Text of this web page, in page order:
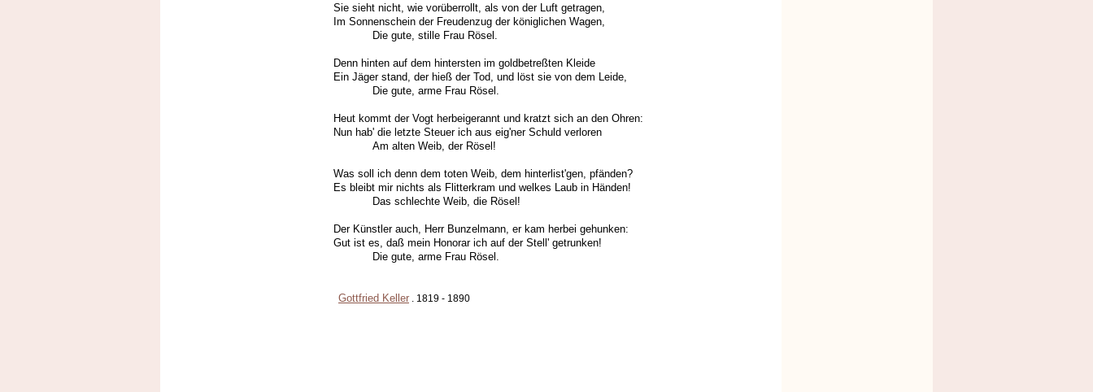
Sie sieht nicht, wie vorüberrollt, als von der Luft getragen,
Im Sonnenschein der Freudenzug der königlichen Wagen,
Die gute, stille Frau Rösel.
Denn hinten auf dem hintersten im goldbetreßten Kleide
Ein Jäger stand, der hieß der Tod, und löst sie von dem Leide,
Die gute, arme Frau Rösel.
Heut kommt der Vogt herbeigerannt und kratzt sich an den Ohren:
Nun hab' die letzte Steuer ich aus eig'ner Schuld verloren
Am alten Weib, der Rösel!
Was soll ich denn dem toten Weib, dem hinterlist'gen, pfänden?
Es bleibt mir nichts als Flitterkram und welkes Laub in Händen!
Das schlechte Weib, die Rösel!
Der Künstler auch, Herr Bunzelmann, er kam herbei gehunken:
Gut ist es, daß mein Honorar ich auf der Stell' getrunken!
Die gute, arme Frau Rösel.
Gottfried Keller . 1819 - 1890